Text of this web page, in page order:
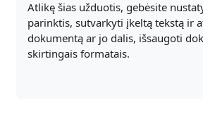
Atlikę šias užduotis, gebėsite
parinktis, sutvarkyti įkeltą tekstą ir
dokumentą ar jo dalis, išsaugoti
skirtingais formatais.